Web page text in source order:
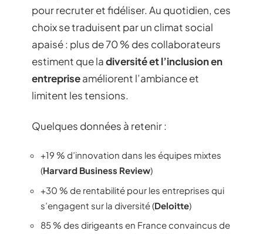
pour recruter et fidéliser. Au quotidien, ces
choix se traduisent par un climat social
apaisé : plus de 70 % des collaborateurs
estiment que ladiversité et l’inclusion en
entrepriseaméliorent l’ambiance et
limitent les tensions.
Quelques données à retenir :
+19 % d’innovation dans les équipes mixtes
(Harvard Business Review)
+30 % de rentabilité pour les entreprises qui
s’engagent sur la diversité (Deloitte)
85 % des dirigeants en France convaincus de